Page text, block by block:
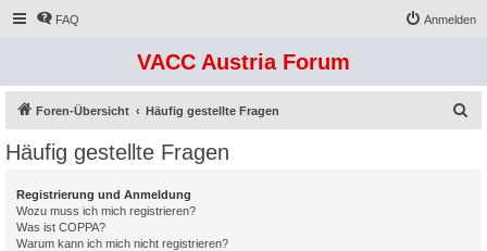
FAQ Anmelden
VACC Austria Forum
Foren-Übersicht Häufig gestellte Fragen
Häufig gestellte Fragen
Registrierung und Anmeldung
Wozu muss ich mich registrieren?
Was ist COPPA?
Warum kann ich mich nicht registrieren?